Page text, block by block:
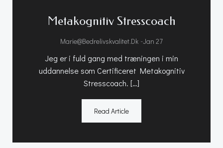
Metakognitiv Stresscoach
Marie@bedrelivskvalitet.dk -Jan 27
Jeg er i fuld gang med træningen i min
uddannelse som Certificeret Metakognitiv
Stresscoach. […]
Read Article